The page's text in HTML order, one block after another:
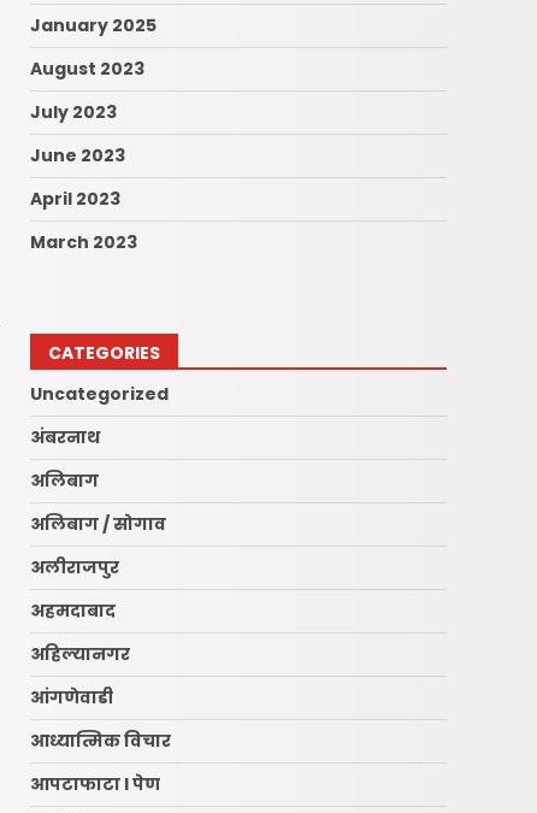
January 2025
August 2023
July 2023
June 2023
April 2023
March 2023
CATEGORIES
Uncategorized
अंबरनाथ
अलिबाग
अलिबाग / सोगाव
अलीराजपुर
अहमदाबाद
अहिल्यानगर
आंगणेवाडी
आध्यात्मिक विचार
आपटाफाटा l पेण